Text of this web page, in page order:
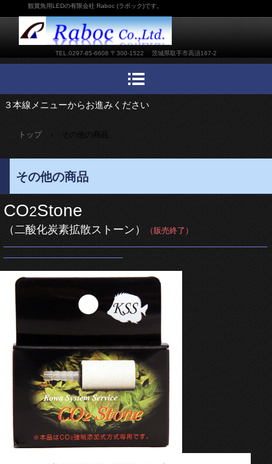
観賞魚用LEDの有限会社 Raboc (ラボック)です。
TEL.0297-85-6608 〒300-1522 茨城県取手市高須167-2
３本線メニューからお進みください
トップ › その他の商品
その他の商品
CO2Stone
（二酸化炭素拡散ストーン）
（販売終了）